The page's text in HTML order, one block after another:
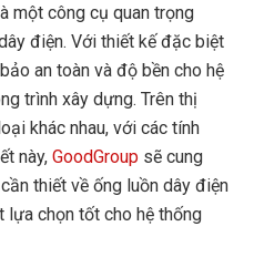
một công cụ quan trọng
điện. Với thiết kế đặc biệt
an toàn và độ bền cho hệ
trình xây dựng. Trên thị
khác nhau, với các tính
này, GoodGroup sẽ cung
thiết về ống luồn dây điện
lựa chọn tốt cho hệ thống